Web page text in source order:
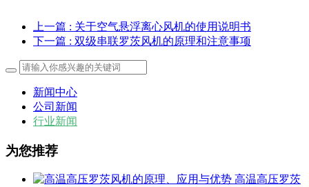
上一篇 : 关于空气悬浮离心风机的使用说明书
下一篇 : 双级串联罗茨风机的原理和注意事项
新闻中心
公司新闻
行业新闻
为您推荐
高温高压罗茨